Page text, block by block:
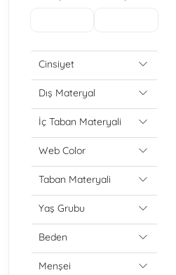
Cinsiyet
Dış Materyal
İç Taban Materyali
Web Color
Taban Materyali
Yaş Grubu
Beden
Menşei